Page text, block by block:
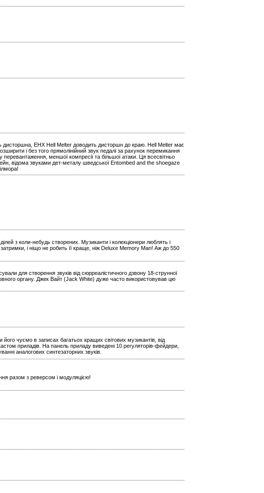
EHX Hell Melter доводить дисторшн до краю. Hell Melter має
і без того прямолінійний звук педалі за рахунок перемикання
перевантаження, меншої компресії та більшої атаки. Ця всесвітньо
відома звуками дет-металу шведської Entombed and the shoegaze
з коли-небудь створених. Музиканти і колекціонери люблять і
і ніщо не робить її краще, ніж Deluxe Memory Man! Аж до 550
для створення звуків від сюрреалістичного дзвону 18-струнної
органу. Джек Вайт (Jack White) дуже часто використовував цю
чуємо в записах багатьох кращих світових музикантів, від
приладів. На панель приладу виведені 10 регуляторів-фейдери,
аналогових синтезаторних звуків.
разом з реверсом і модуляцією!